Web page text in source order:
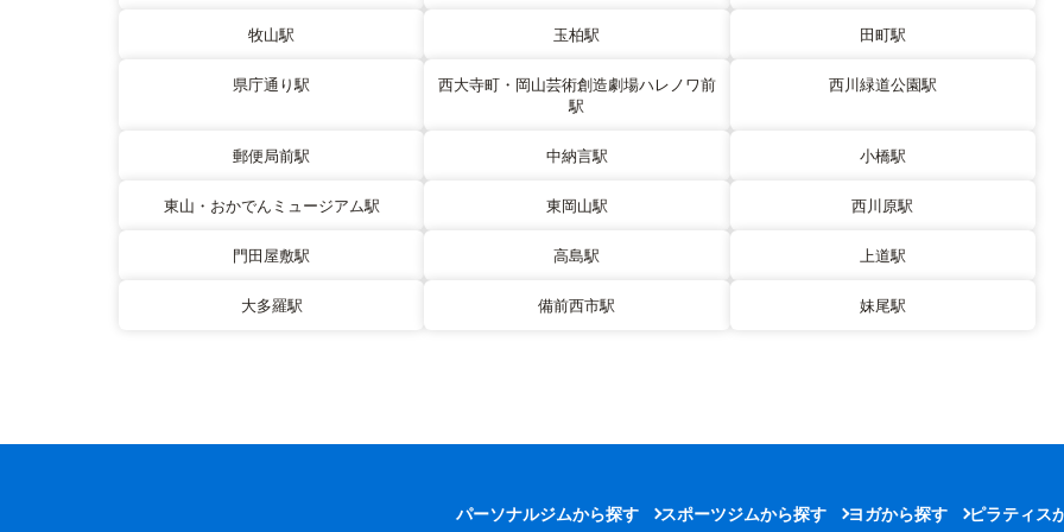
牧山駅 玉柏駅 田町駅
県庁通り駅
西大寺町・岡山芸術創造劇場ハレノワ前
駅
西川緑道公園駅
郵便局前駅 中納言駅 小橋駅
東山・おかでんミュージアム駅 東岡山駅 西川原駅
門田屋敷駅 高島駅 上道駅
大多羅駅 備前西市駅 妹尾駅
パーソナルジムから探す スポーツジムから探す ヨガから探す ピラティス